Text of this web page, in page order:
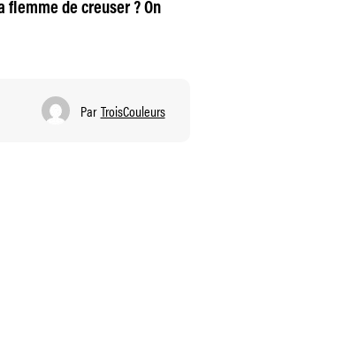
flemme de creuser ? On
Par TroisCouleurs